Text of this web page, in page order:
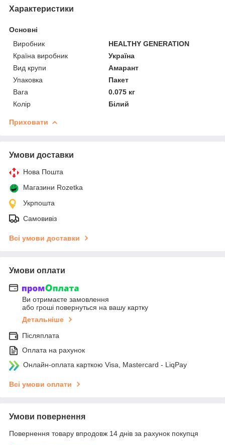
Характеристики
Основні
Виробник
HEALTHY GENERATION
Країна виробник
Україна
Вид крупи
Амарант
Упаковка
Пакет
Вага
0.075 кг
Колір
Білий
Приховати
Умови доставки
Нова Пошта
Магазини Rozetka
Укрпошта
Самовивіз
Всі умови доставки
Умови оплати
Ви отримаєте замовлення
або гроші повернуться на вашу картку
Детальніше
Післяплата
Оплата на рахунок
Онлайн-оплата карткою Visa, Mastercard - LiqPay
Всі умови оплати
Умови повернення
Повернення товару впродовж 14 днів за рахунок покупця